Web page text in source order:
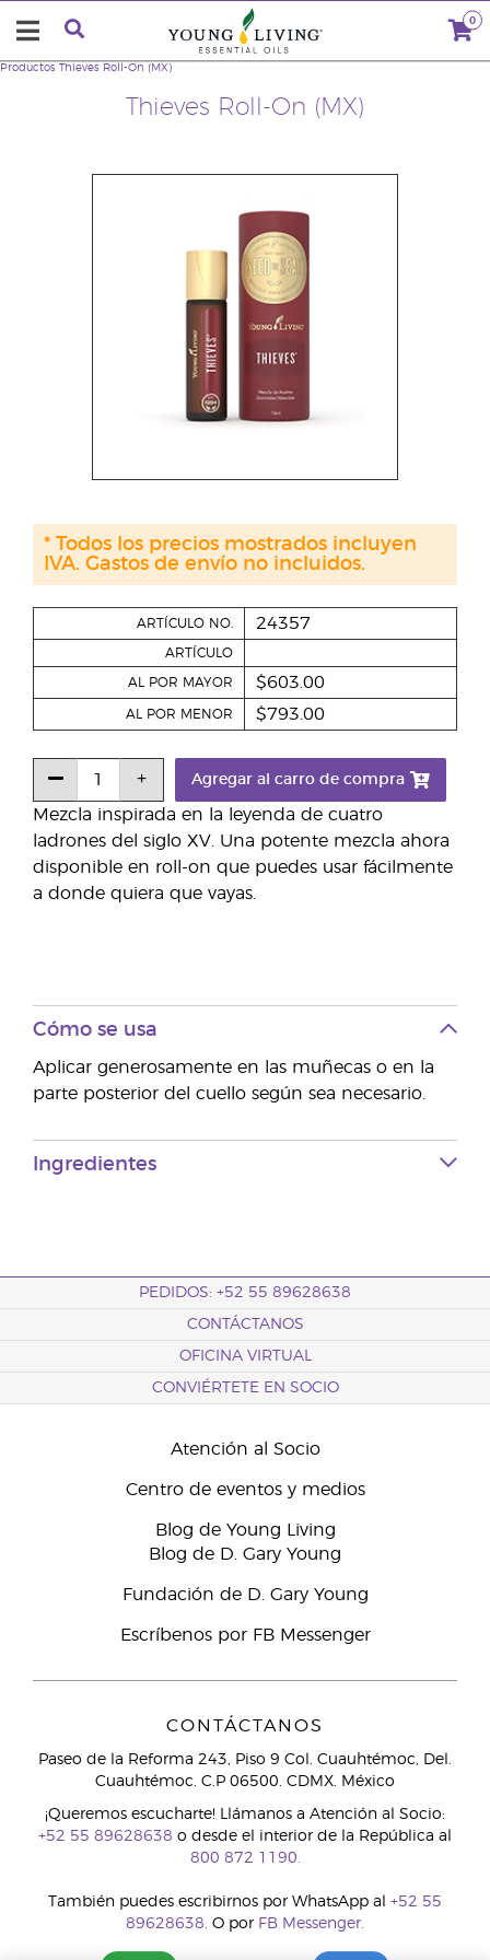
0
Thieves Roll-On (MX)
Productos Thieves Roll-On (MX)
Mezcla inspirada en la leyenda de cuatro
ladrones del siglo XV. Una potente mezcla ahora
disponible en roll-on que puedes usar fácilmente
a donde quiera que vayas.
ARTÍCULO NO. 24357
ARTÍCULO
AL POR MAYOR $603.00
AL POR MENOR $793.00
Agregar al carro de compra
* Todos los precios mostrados incluyen
IVA. Gastos de envío no incluidos.
Cómo se usa
Aplicar generosamente en las muñecas o en la
parte posterior del cuello según sea necesario.
Ingredientes
PEDIDOS: +52 55 89628638
CONTÁCTANOS
OFICINA VIRTUAL
CONVIÉRTETE EN SOCIO
Atención al Socio
Centro de eventos y medios
Blog de Young Living
Blog de D. Gary Young
Fundación de D. Gary Young
Escríbenos por FB Messenger
CONTÁCTANOS
Paseo de la Reforma 243, Piso 9 Col. Cuauhtémoc, Del.
Cuauhtémoc. C.P 06500. CDMX. México
¡Queremos escucharte! Llámanos a Atención al Socio:
+52 55 89628638 o desde el interior de la República al
800 872 1190.
También puedes escribirnos por WhatsApp al +52 55
89628638. O por FB Messenger.